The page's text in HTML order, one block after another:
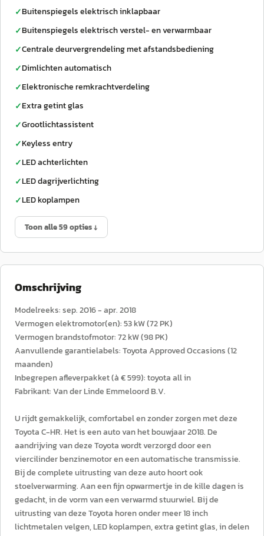
✓Buitenspiegels elektrisch inklapbaar
✓Buitenspiegels elektrisch verstel- en verwarmbaar
✓Centrale deurvergrendeling met afstandsbediening
✓Dimlichten automatisch
✓Elektronische remkrachtverdeling
✓Extra getint glas
✓Grootlichtassistent
✓Keyless entry
✓LED achterlichten
✓LED dagrijverlichting
✓LED koplampen
Toon alle 59 opties ↓
Omschrijving
Modelreeks: sep. 2016 - apr. 2018
Vermogen elektromotor(en): 53 kW (72 PK)
Vermogen brandstofmotor: 72 kW (98 PK)
Aanvullende garantielabels: Toyota Approved Occasions (12
maanden)
Inbegrepen afleverpakket (à € 599): toyota all in
Fabrikant: Van der Linde Emmeloord B.V.
U rijdt gemakkelijk, comfortabel en zonder zorgen met deze
Toyota C-HR. Het is een auto van het bouwjaar 2018. De
aandrijving van deze Toyota wordt verzorgd door een
viercilinder benzinemotor en een automatische transmissie.
Bij de complete uitrusting van deze auto hoort ook
stoelverwarming. Aan een fijn opwarmertje in de kille dagen is
gedacht, in de vorm van een verwarmd stuurwiel. Bij de
uitrusting van deze Toyota horen onder meer 18 inch
lichtmetalen velgen, LED koplampen, extra getint glas, in delen